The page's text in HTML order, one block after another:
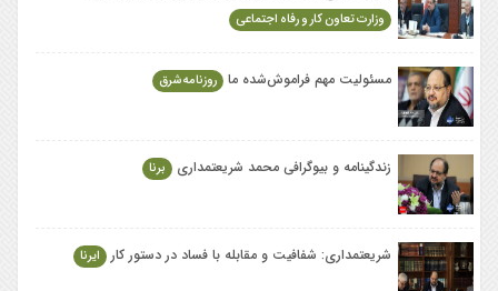
وزارت تعاون کار و رفاه اجتماعی
مسئولیت مهم فراموش‌‌شده ما روزنامه شرق
زندگینامه و بیوگرافی محمد شریعتمداری برنا
شریعتمداری: شفافیت و مقابله با فساد در دستور کار ایرنا